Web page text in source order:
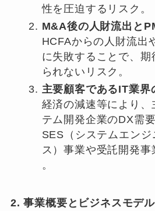
性を圧迫するリスク。
M&A後の人財流出と
HCFAからの人財流出
に失敗することで、
られないリスク。
主要顧客であるIT業界
経済の減速等により、
テム開発企業のDX需
SES（システムエン
ス）事業や受託開発事
。
2. 事業概要とビジネスモデ